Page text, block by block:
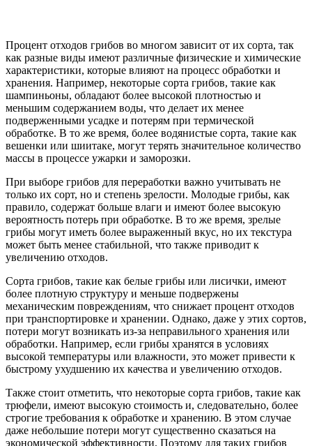
Процент отходов грибов во многом зависит от их сорта, так
как разные виды имеют различные физические и химические
характеристики, которые влияют на процесс обработки и
хранения. Например, некоторые сорта грибов, такие как
шампиньоны, обладают более высокой плотностью и
меньшим содержанием воды, что делает их менее
подверженными усадке и потерям при термической
обработке. В то же время, более водянистые сорта, такие как
вешенки или шиитаке, могут терять значительное количество
массы в процессе ужарки и заморозки.
При выборе грибов для переработки важно учитывать не
только их сорт, но и степень зрелости. Молодые грибы, как
правило, содержат больше влаги и имеют более высокую
вероятность потерь при обработке. В то же время, зрелые
грибы могут иметь более выраженный вкус, но их текстура
может быть менее стабильной, что также приводит к
увеличению отходов.
Сорта грибов, такие как белые грибы или лисички, имеют
более плотную структуру и меньше подвержены
механическим повреждениям, что снижает процент отходов
при транспортировке и хранении. Однако, даже у этих сортов,
потери могут возникать из-за неправильного хранения или
обработки. Например, если грибы хранятся в условиях
высокой температуры или влажности, это может привести к
быстрому ухудшению их качества и увеличению отходов.
Также стоит отметить, что некоторые сорта грибов, такие как
трюфели, имеют высокую стоимость и, следовательно, более
строгие требования к обработке и хранению. В этом случае
даже небольшие потери могут существенно сказаться на
экономической эффективности. Поэтому для таких грибов